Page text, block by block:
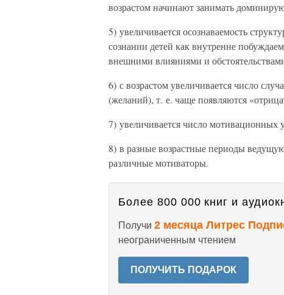
возрастом начинают занимать
5) увеличивается осознаваемость
сознании детей как внутренне
внешними влияниями и
6) с возрастом увеличивается число
(желаний), т. е. чаще появляются
7) увеличивается число мотивационных
8) в разные возрастные периоды
различные мотиваторы.
Более 800 000 книг и
Получи 2 месяца Литрес
неограниченным чтением
ПОЛУЧИТЬ ПОДАРОК